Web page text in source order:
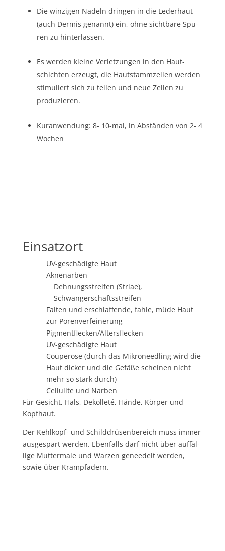
Die win­zi­gen Nadeln drin­gen in die Leder­haut
(auch Der­mis genannt) ein, ohne sicht­ba­re Spu­
ren zu hinterlassen.
Es wer­den klei­ne Ver­let­zun­gen in den Haut­
schich­ten erzeugt, die Haut­stamm­zel­len wer­den
sti­mu­liert sich zu tei­len und neue Zel­len zu
produzieren.
Kur­an­wen­dung: 8- 10-mal, in Abstän­den von 2- 4
Wochen
Einsatzort
UV-geschä­dig­te Haut
Akne­nar­ben
Deh­nungs­strei­fen (Striae),
Schwangerschaftsstreifen
Fal­ten und erschlaf­fen­de, fah­le, müde Haut
zur Poren­ver­fei­ne­rung
Pigmentflecken/Altersflecken
UV-geschä­dig­te Haut
Cou­pe­ro­se (durch das Mikro­need­ling wird die
Haut dicker und die Gefä­ße schei­nen nicht
mehr so stark durch)
Cel­lu­li­te und Narben
Für Gesicht, Hals, Dekol­le­té, Hän­de, Kör­per und
Kopfhaut.
Der Kehl­kopf- und Schild­drü­sen­be­reich muss immer
aus­ge­spart wer­den. Eben­falls darf nicht über auf­fäl­
li­ge Mut­ter­ma­le und War­zen genee­delt wer­den,
sowie über Krampfadern.